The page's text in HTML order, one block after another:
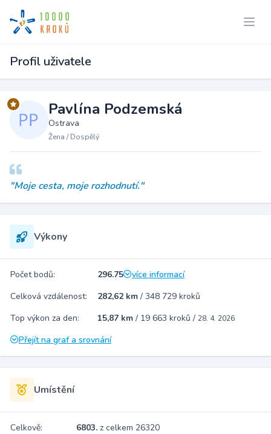
Profil uživatele
Pavlína Podzemská
Ostrava
Žena / Dospělý
"Moje cesta, moje rozhodnutí."
Výkony
Počet bodů: 296.75
více informací
Celková vzdálenost:
282,62 km / 348 729 kroků
Top výkon za den:
15,87 km / 19 663 kroků / 28. 4. 2026
Přejít na graf a srovnání
Umístění
Celkově: 6803. z celkem 26320